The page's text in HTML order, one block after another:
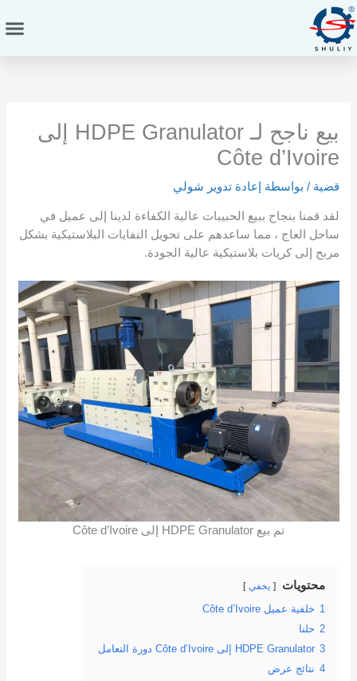
تخطي
إلى
المحتوى
بيع ناجح لـ HDPE Granulator إلى
Côte d’Ivoire
قضية / بواسطة إعادة تدوير شولي
لقد قمنا بنجاح ببيع الحبيبات عالية الكفاءة لدينا إلى عميل في
ساحل العاج ، مما ساعدهم على تحويل النفايات البلاستيكية بشكل
مربح إلى كريات بلاستيكية عالية الجودة.
تم بيع HDPE Granulator إلى Côte d’Ivoire
محتويات يخفي
1 خلفية عميل Côte d’Ivoire
2 حلنا
3 HDPE Granulator إلى Côte d’Ivoire دورة التعامل
4 نتائج عرض